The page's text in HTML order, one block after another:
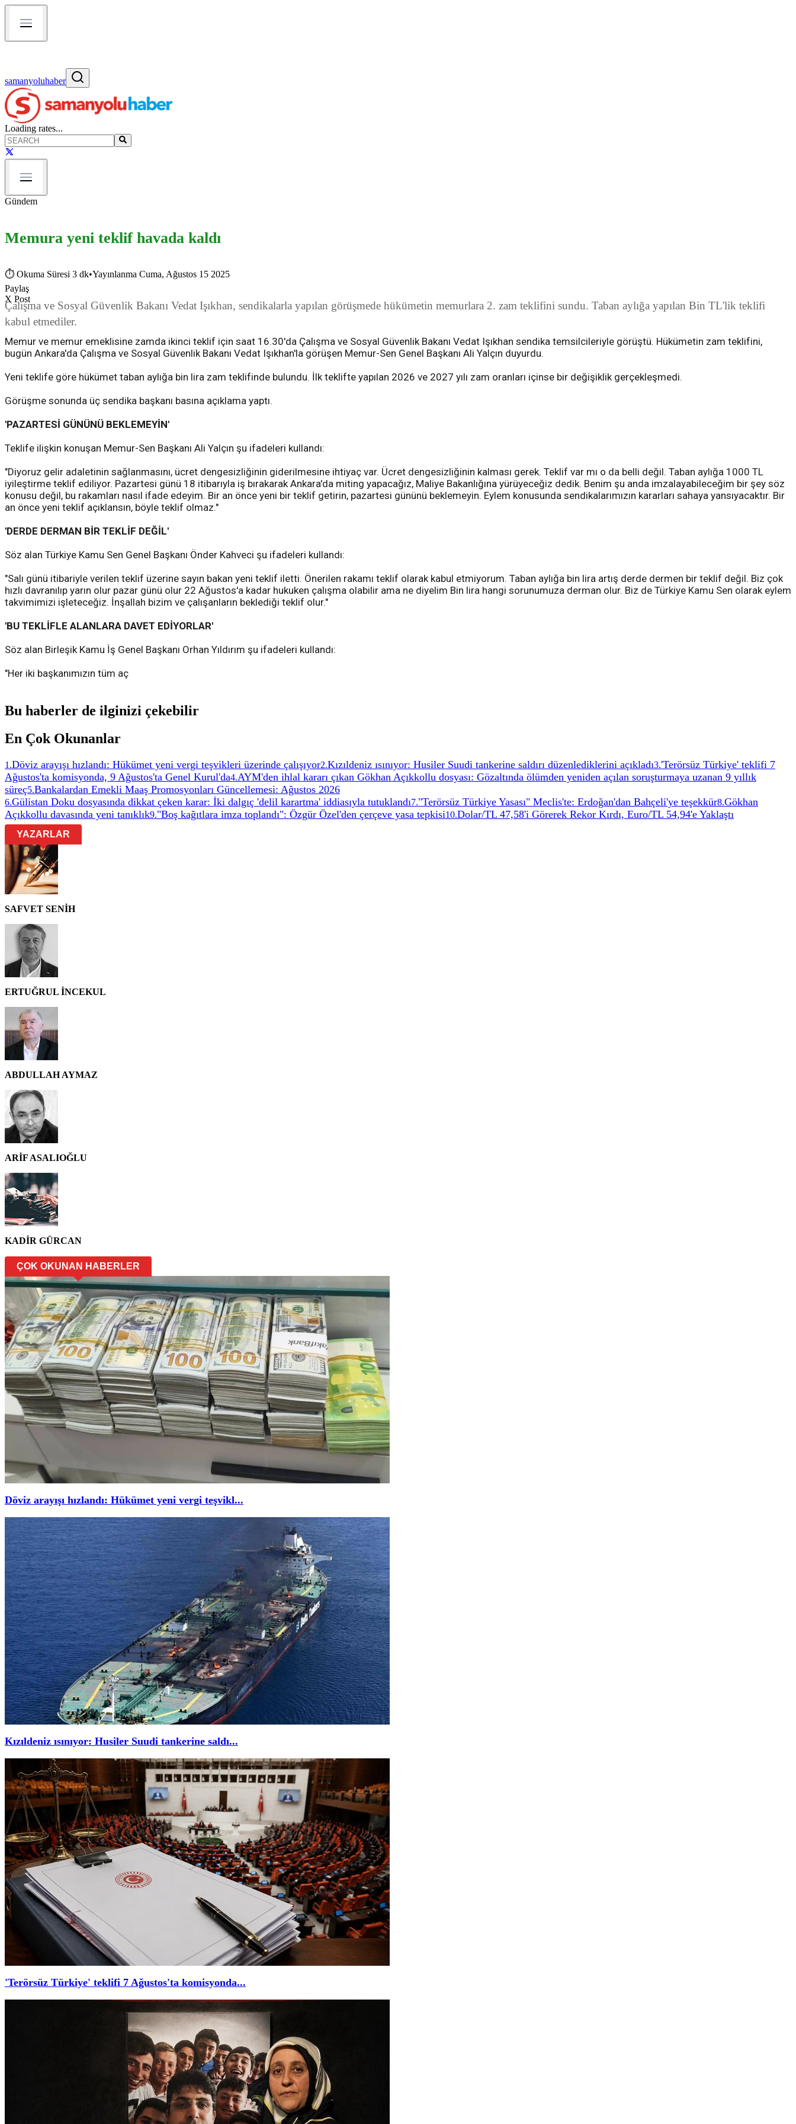
samanyoluhaber
Loading rates...
Gündem
Memura yeni teklif havada kaldı
⏱ Okuma Süresi 3 dk•Yayınlanma Cuma, Ağustos 15 2025
Paylaş
X Post
Çalışma ve Sosyal Güvenlik Bakanı Vedat Işıkhan, sendikalarla yapılan görüşmede hükümetin memurlara 2. zam teklifini sundu. Taban aylığa yapılan Bin TL'lik teklifi
kabul etmediler.
Memur ve memur emeklisine zamda ikinci teklif için saat 16.30'da Çalışma ve Sosyal Güvenlik Bakanı Vedat Işıkhan sendika temsilcileriyle görüştü. Hükümetin zam teklifini,
bugün Ankara'da Çalışma ve Sosyal Güvenlik Bakanı Vedat Işıkhan'la görüşen Memur-Sen Genel Başkanı Ali Yalçın duyurdu.
Yeni teklife göre hükümet taban aylığa bin lira zam teklifinde bulundu. İlk teklifte yapılan 2026 ve 2027 yılı zam oranları içinse bir değişiklik gerçekleşmedi.
Görüşme sonunda üç sendika başkanı basına açıklama yaptı.
'PAZARTESİ GÜNÜNÜ BEKLEMEYİN'
Teklife ilişkin konuşan Memur-Sen Başkanı Ali Yalçın şu ifadeleri kullandı:
"Diyoruz gelir adaletinin sağlanmasını, ücret dengesizliğinin giderilmesine ihtiyaç var. Ücret dengesizliğinin kalması gerek. Teklif var mı o da belli değil. Taban aylığa 1000 TL
iyileştirme teklif ediliyor. Pazartesi günü 18 itibarıyla iş bırakarak Ankara'da miting yapacağız, Maliye Bakanlığına yürüyeceğiz dedik. Benim şu anda imzalayabileceğim bir şey söz
konusu değil, bu rakamları nasıl ifade edeyim. Bir an önce yeni bir teklif getirin, pazartesi gününü beklemeyin. Eylem konusunda sendikalarımızın kararları sahaya yansıyacaktır. Bir
an önce yeni teklif açıklansın, böyle teklif olmaz."
'DERDE DERMAN BİR TEKLİF DEĞİL'
Söz alan Türkiye Kamu Sen Genel Başkanı Önder Kahveci şu ifadeleri kullandı:
"Salı günü itibariyle verilen teklif üzerine sayın bakan yeni teklif iletti. Önerilen rakamı teklif olarak kabul etmiyorum. Taban aylığa bin lira artış derde dermen bir teklif değil. Biz çok
hızlı davranılıp yarın olur pazar günü olur 22 Ağustos'a kadar hukuken çalışma olabilir ama ne diyelim Bin lira hangi sorunumuza derman olur. Biz de Türkiye Kamu Sen olarak eylem
takvimimizi işleteceğiz. İnşallah bizim ve çalışanların beklediği teklif olur."
'BU TEKLİFLE ALANLARA DAVET EDİYORLAR'
Söz alan Birleşik Kamu İş Genel Başkanı Orhan Yıldırım şu ifadeleri kullandı:
"Her iki başkanımızın tüm aç
Bu haberler de ilginizi çekebilir
En Çok Okunanlar
1 .Döviz arayışı hızlandı: Hükümet yeni vergi teşvikleri üzerinde çalışıyor2.Kızıldeniz ısınıyor: Husiler Suudi tankerine saldırı düzenlediklerini açıkladı3.'Terörsüz Türkiye' teklifi 7
Ağustos'ta komisyonda, 9 Ağustos'ta Genel Kurul'da4.AYM'den ihlal kararı çıkan Gökhan Açıkkollu dosyası: Gözaltında ölümden yeniden açılan soruşturmaya uzanan 9 yıllık
süreç5.Bankalardan Emekli Maaş Promosyonları Güncellemesi: Ağustos 2026
6.Gülistan Doku dosyasında dikkat çeken karar: İki dalgıç 'delil karartma' iddiasıyla tutuklandı7."Terörsüz Türkiye Yasası" Meclis'te: Erdoğan'dan Bahçeli'ye teşekkür8.Gökhan
Açıkkollu davasında yeni tanıklık9."Boş kağıtlara imza toplandı": Özgür Özel'den çerçeve yasa tepkisi10.Dolar/TL 47,58'i Görerek Rekor Kırdı, Euro/TL 54,94'e Yaklaştı
YAZARLAR
SAFVET SENİH
ERTUĞRUL İNCEKUL
ABDULLAH AYMAZ
ARİF ASALIOĞLU
KADİR GÜRCAN
ÇOK OKUNAN HABERLER
Döviz arayışı hızlandı: Hükümet yeni vergi teşvikl...
Kızıldeniz ısınıyor: Husiler Suudi tankerine saldı...
'Terörsüz Türkiye' teklifi 7 Ağustos'ta komisyonda...